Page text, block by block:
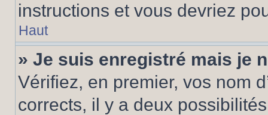
instructions et vous devriez
Haut
» Je suis enregistré mais je
Vérifiez, en premier, vos nom
corrects, il y a deux